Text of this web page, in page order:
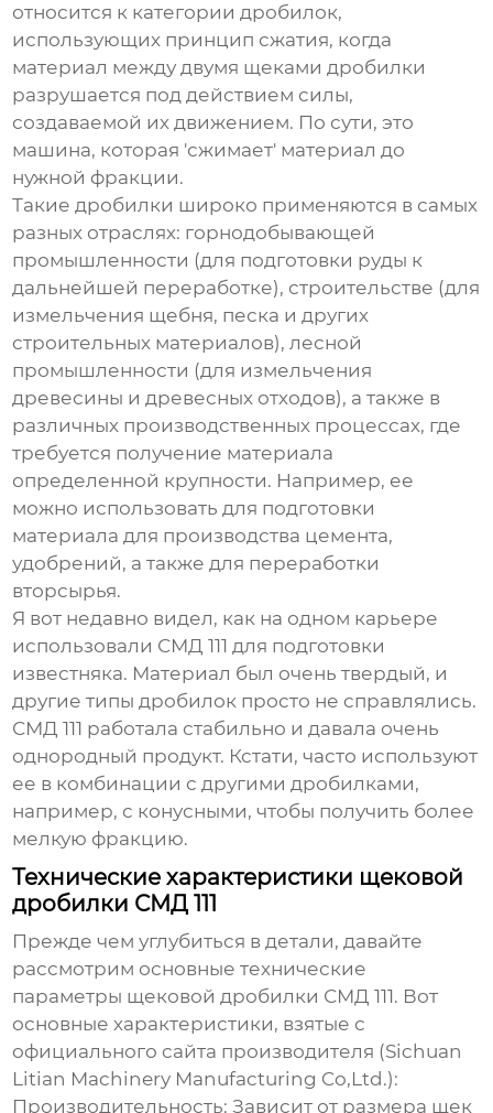
относится к категории дробилок,
использующих принцип сжатия, когда
материал между двумя щеками дробилки
разрушается под действием силы,
создаваемой их движением. По сути, это
машина, которая 'сжимает' материал до
нужной фракции.
Такие дробилки широко применяются в самых
разных отраслях: горнодобывающей
промышленности (для подготовки руды к
дальнейшей переработке), строительстве (для
измельчения щебня, песка и других
строительных материалов), лесной
промышленности (для измельчения
древесины и древесных отходов), а также в
различных производственных процессах, где
требуется получение материала
определенной крупности. Например, ее
можно использовать для подготовки
материала для производства цемента,
удобрений, а также для переработки
вторсырья.
Я вот недавно видел, как на одном карьере
использовали СМД 111 для подготовки
известняка. Материал был очень твердый, и
другие типы дробилок просто не справлялись.
СМД 111 работала стабильно и давала очень
однородный продукт. Кстати, часто используют
ее в комбинации с другими дробилками,
например, с конусными, чтобы получить более
мелкую фракцию.
Технические характеристики щековой
дробилки СМД 111
Прежде чем углубиться в детали, давайте
рассмотрим основные технические
параметры щековой дробилки СМД 111. Вот
основные характеристики, взятые с
официального сайта производителя (Sichuan
Litian Machinery Manufacturing Co,Ltd.):
Производительность: Зависит от размера щек